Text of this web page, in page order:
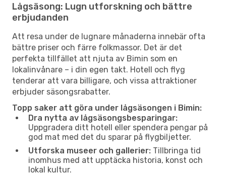
Lågsäsong: Lugn utforskning och bättre
erbjudanden
Att resa under de lugnare månaderna innebär ofta
bättre priser och färre folkmassor. Det är det
perfekta tillfället att njuta av Bimin som en
lokalinvånare – i din egen takt. Hotell och flyg
tenderar att vara billigare, och vissa attraktioner
erbjuder säsongsrabatter.
Topp saker att göra under lågsäsongen i Bimin:
Dra nytta av lågsäsongsbesparingar:
Uppgradera ditt hotell eller spendera pengar på
god mat med det du sparar på flygbiljetter.
Utforska museer och gallerier: Tillbringa tid
inomhus med att upptäcka historia, konst och
lokal kultur.